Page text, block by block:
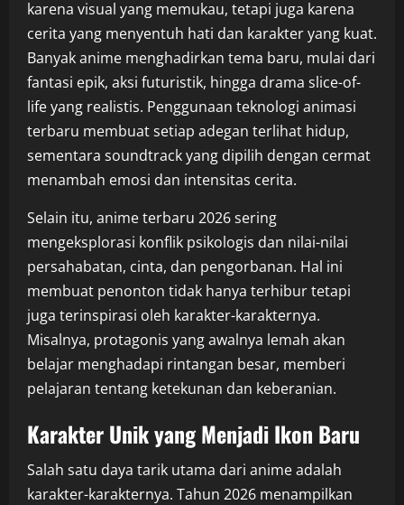
karena visual yang memukau, tetapi juga karena
cerita yang menyentuh hati dan karakter yang kuat.
Banyak anime menghadirkan tema baru, mulai dari
fantasi epik, aksi futuristik, hingga drama slice-of-
life yang realistis. Penggunaan teknologi animasi
terbaru membuat setiap adegan terlihat hidup,
sementara soundtrack yang dipilih dengan cermat
menambah emosi dan intensitas cerita.
Selain itu, anime terbaru 2026 sering
mengeksplorasi konflik psikologis dan nilai-nilai
persahabatan, cinta, dan pengorbanan. Hal ini
membuat penonton tidak hanya terhibur tetapi
juga terinspirasi oleh karakter-karakternya.
Misalnya, protagonis yang awalnya lemah akan
belajar menghadapi rintangan besar, memberi
pelajaran tentang ketekunan dan keberanian.
Karakter Unik yang Menjadi Ikon Baru
Salah satu daya tarik utama dari anime adalah
karakter-karakternya. Tahun 2026 menampilkan